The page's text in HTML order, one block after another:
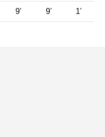
9' 9' 1'